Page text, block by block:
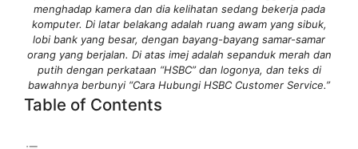
menghadap kamera dan dia kelihatan sedang bekerja pada
komputer. Di latar belakang adalah ruang awam yang sibuk,
lobi bank yang besar, dengan bayang-bayang samar-samar
orang yang berjalan. Di atas imej adalah sepanduk merah dan
putih dengan perkataan “HSBC” dan logonya, dan teks di
bawahnya berbunyi “Cara Hubungi HSBC Customer Service.”
Table of Contents